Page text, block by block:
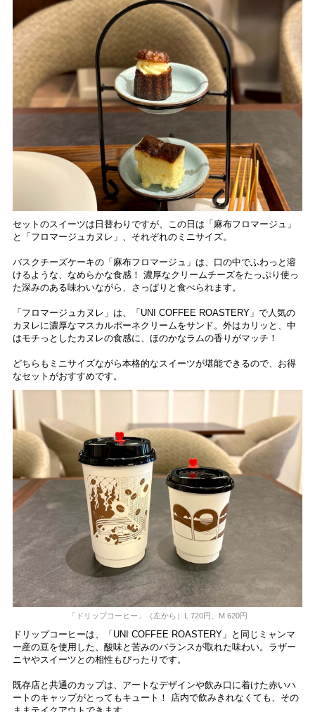
セットのスイーツは日替わりですが、この日は「麻布フロマージュ」
と「フロマージュカヌレ」、それぞれのミニサイズ。
バスクチーズケーキの「麻布フロマージュ」は、口の中でふわっと溶
けるような、なめらかな食感！ 濃厚なクリームチーズをたっぷり使っ
た深みのある味わいながら、さっぱりと食べられます。
「フロマージュカヌレ」は、「UNI COFFEE ROASTERY」で人気の
カヌレに濃厚なマスカルポーネクリームをサンド。外はカリッと、中
はモチっとしたカヌレの食感に、ほのかなラムの香りがマッチ！
どちらもミニサイズながら本格的なスイーツが堪能できるので、お得
なセットがおすすめです。
「ドリップコーヒー」（左から）L 720円、M 620円
ドリップコーヒーは、「UNI COFFEE ROASTERY」と同じミャンマ
ー産の豆を使用した、酸味と苦みのバランスが取れた味わい。ラザー
ニヤやスイーツとの相性もぴったりです。
既存店と共通のカップは、アートなデザインや飲み口に着けた赤いハ
ートのキャップがとってもキュート！ 店内で飲みきれなくても、その